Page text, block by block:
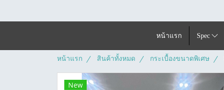
หน้าแรก Spec
หน้าแรก สินค้าทั้งหมด กระเบื้องขนาดพิเศษ
New